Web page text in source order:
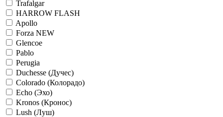
Trafalgar
HARROW FLASH
Apollo
Forza NEW
Glencoe
Pablo
Perugia
Duchesse (Дучес)
Colorado (Колорадо)
Echo (Эхо)
Kronos (Кронос)
Lush (Луш)